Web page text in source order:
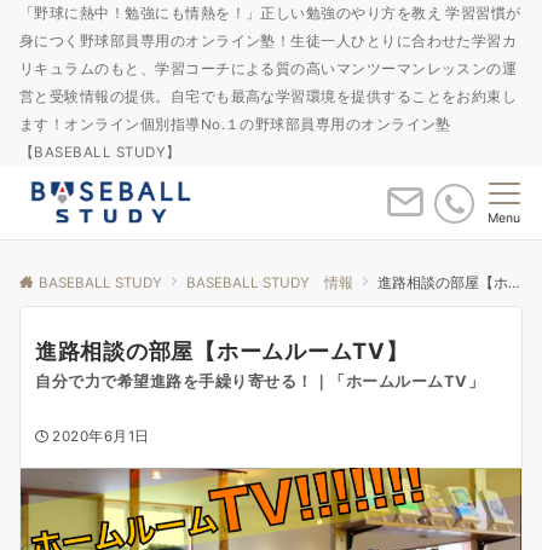
「野球に熱中！勉強にも情熱を！」正しい勉強のやり方を教え 学習習慣が
身につく野球部員専用のオンライン塾！生徒一人ひとりに合わせた学習カ
リキュラムのもと、学習コーチによる質の高いマンツーマンレッスンの運
営と受験情報の提供。自宅でも最高な学習環境を提供することをお約束し
ます！オンライン個別指導No.１の野球部員専用のオンライン塾
【BASEBALL STUDY】
Menu
BASEBALL STUDY BASEBALL STUDY 情報 進路相談の部屋【ホームルームTV】
進路相談の部屋【ホームルームTV】
自分で力で希望進路を手繰り寄せる！｜「ホームルームTV」
2020年6月1日